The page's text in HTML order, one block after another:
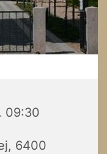
09:30
6400